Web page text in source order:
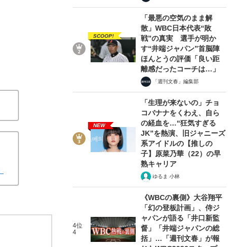
『オリバーな犬、（Gosh!!）このヤロウ』（
12年ぶりの人気ドラマ復活。変わらないものと変わ
“妹の力”を感じた豊作な春ドラマ――亀和田武「テレビ
休日』の“おじさんドリーム”にゾワゾワする理由
SCOOP!
「最悪の空気のまま解
散」WBC日本代表“敗
戦”の真実 選手が明か
す“井端ジャパン”首脳陣
ほんとうの評価「良い距
離感だったコーチは…」
「週刊文春」編集部
NEW
「生理が来ないの」チョ
コバナナをくわえ、自ら
の経血を…“狂気すぎる
JK”を熱演、旧ジャニーズ
系アイドルの【推しの
子】原菜乃華（22）の早
熟キャリア
ゆるま 小林
4位
4
《WBCの裏側》大谷翔平
「幻の登板計画」、侍ジ
ャパンが語る「井口新監
督」「井端ジャパンの総
括」…「週刊文春」が報